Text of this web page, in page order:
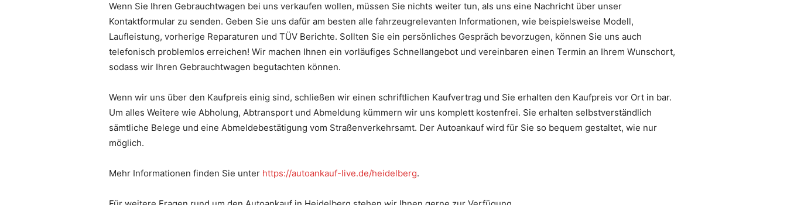
Wenn Sie Ihren Gebrauchtwagen bei uns verkaufen wollen, müssen Sie nichts weiter tun, als uns eine Nachricht über unser
Kontaktformular zu senden. Geben Sie uns dafür am besten alle fahrzeugrelevanten Informationen, wie beispielsweise Modell,
Laufleistung, vorherige Reparaturen und TÜV Berichte. Sollten Sie ein persönliches Gespräch bevorzugen, können Sie uns auch
telefonisch problemlos erreichen! Wir machen Ihnen ein vorläufiges Schnellangebot und vereinbaren einen Termin an Ihrem Wunschort,
sodass wir Ihren Gebrauchtwagen begutachten können.
Wenn wir uns über den Kaufpreis einig sind, schließen wir einen schriftlichen Kaufvertrag und Sie erhalten den Kaufpreis vor Ort in bar.
Um alles Weitere wie Abholung, Abtransport und Abmeldung kümmern wir uns komplett kostenfrei. Sie erhalten selbstverständlich
sämtliche Belege und eine Abmeldebestätigung vom Straßenverkehrsamt. Der Autoankauf wird für Sie so bequem gestaltet, wie nur
möglich.
Mehr Informationen finden Sie unter https://autoankauf-live.de/heidelberg.